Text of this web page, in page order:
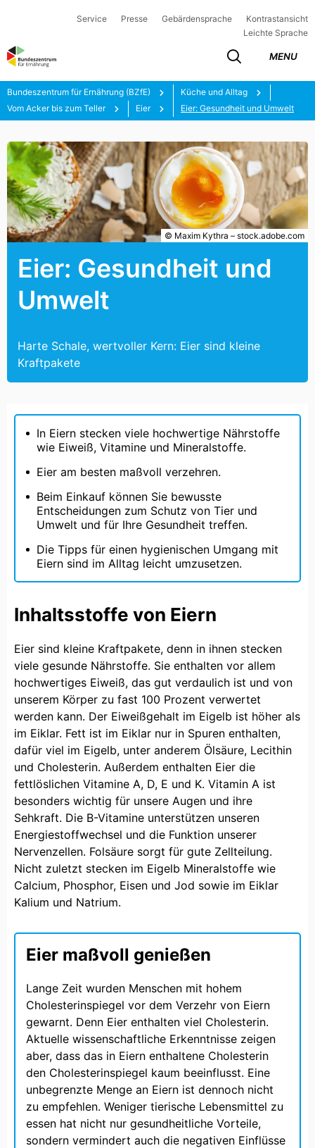
Service Presse Gebärdensprache
Kontrastansicht
Leichte Sprache
MENU
Bundeszentrum für Ernährung (BZfE)
Küche und Alltag
Vom Acker bis zum Teller
Eier Eier: Gesundheit und Umwelt
Eier: Gesundheit und
Umwelt
Harte Schale, wertvoller Kern: Eier sind kleine
Kraftpakete
© Maxim Kythra – stock.adobe.com
In Eiern stecken viele hochwertige Nährstoffe
wie Eiweiß, Vitamine und Mineralstoffe.
Eier am besten maßvoll verzehren.
Beim Einkauf können Sie bewusste
Entscheidungen zum Schutz von Tier und
Umwelt und für Ihre Gesundheit treffen.
Die Tipps für einen hygienischen Umgang mit
Eiern sind im Alltag leicht umzusetzen.
Inhaltsstoffe von Eiern
Eier sind kleine Kraftpakete, denn in ihnen stecken
viele gesunde Nährstoffe. Sie enthalten vor allem
hochwertiges Eiweiß, das gut verdaulich ist und von
unserem Körper zu fast 100 Prozent verwertet
werden kann. Der Eiweißgehalt im Eigelb ist höher als
im Eiklar. Fett ist im Eiklar nur in Spuren enthalten,
dafür viel im Eigelb, unter anderem Ölsäure, Lecithin
und Cholesterin. Außerdem enthalten Eier die
fettlöslichen Vitamine A, D, E und K. Vitamin A ist
besonders wichtig für unsere Augen und ihre
Sehkraft. Die B-Vitamine unterstützen unseren
Energiestoffwechsel und die Funktion unserer
Nervenzellen. Folsäure sorgt für gute Zellteilung.
Nicht zuletzt stecken im Eigelb Mineralstoffe wie
Calcium, Phosphor, Eisen und Jod sowie im Eiklar
Kalium und Natrium.
Eier maßvoll genießen
Lange Zeit wurden Menschen mit hohem
Cholesterinspiegel vor dem Verzehr von Eiern
gewarnt. Denn Eier enthalten viel Cholesterin.
Aktuelle wissenschaftliche Erkenntnisse zeigen
aber, dass das in Eiern enthaltene Cholesterin
den Cholesterinspiegel kaum beeinflusst. Eine
unbegrenzte Menge an Eiern ist dennoch nicht
zu empfehlen. Weniger tierische Lebensmittel zu
essen hat nicht nur gesundheitliche Vorteile,
sondern vermindert auch die negativen Einflüsse